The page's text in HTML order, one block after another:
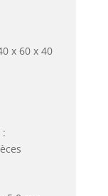
x 60 x 40